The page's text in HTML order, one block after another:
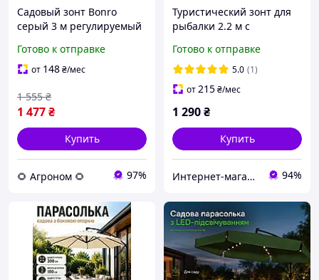
Садовый зонт Bonro
серый 3 м регулируемый
уличный зонт для сада
террасы и дачи
Готово к отправке
от 148₴/мес
1 477₴
1 555 ₴
Купить
🌻 Агроном 🌻 97%
Туристический зонт для
рыбалки 2.2 м с
клапаном и чехлом. Зонт
для сада и пляжа.
Зеленый
Готово к отправке
5.0 (1)
от215₴/мес
1 290₴
Купить
Интернет-магазин "Мандарин" 94%